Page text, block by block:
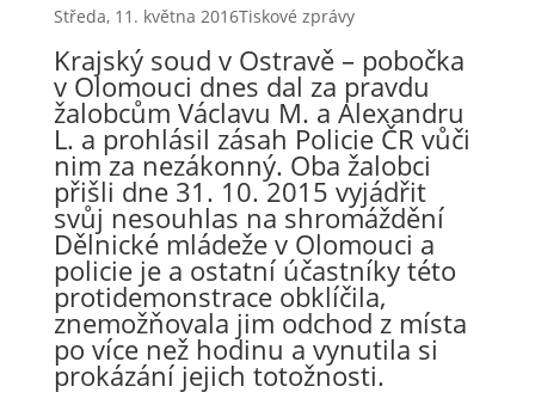
Středa, 11. května 2016Tiskové zprávy
Krajský soud v Ostravě – pobočka
v Olomouci dnes dal za pravdu
žalobcům Václavu M. a Alexandru
L. a prohlásil zásah Policie ČR vůči
nim za nezákonný. Oba žalobci
přišli dne 31. 10. 2015 vyjádřit
svůj nesouhlas na shromáždění
Dělnické mládeže v Olomouci a
policie je a ostatní účastníky této
protidemonstrace obklíčila,
znemožňovala jim odchod z místa
po více než hodinu a vynutila si
prokázání jejich totožnosti.